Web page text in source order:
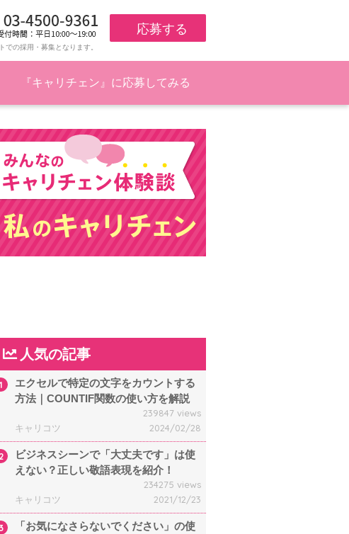
応募する
での採用・募集となります。
『キャリチェン』に応募してみる
人気の記事
1
エクセルで特定の文字をカウントする
方法｜COUNTIF関数の使い方を解説
239847 views
キャリコツ
2024/02/28
2
ビジネスシーンで「大丈夫です」は使
えない？正しい敬語表現を紹介！
234275 views
キャリコツ
2021/12/23
「お気になさらないでください」の使